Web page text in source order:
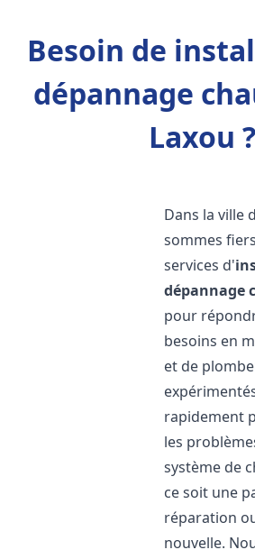
Besoin de
dépannage
Laxou ?
Dans la ville
sommes
services d'
dépannage
pour
besoins en
et de
rapidement
les
système de
ce soit une
réparation
nouvelle.